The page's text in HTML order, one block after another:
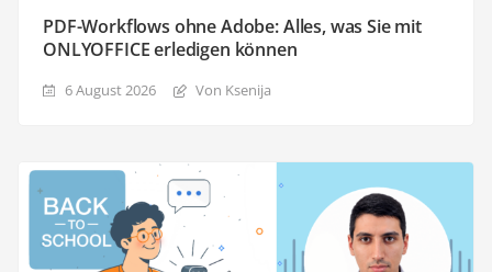
PDF-Workflows ohne Adobe: Alles, was Sie mit
ONLYOFFICE erledigen können
6 August 2026 Von Ksenija